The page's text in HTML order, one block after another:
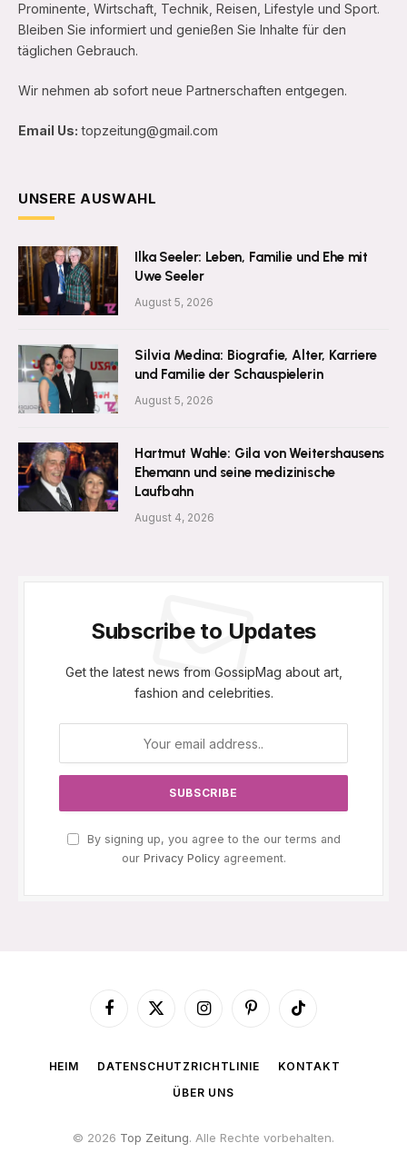
Prominente, Wirtschaft, Technik, Reisen, Lifestyle und Sport.
Bleiben Sie informiert und genießen Sie Inhalte für den
täglichen Gebrauch.
Wir nehmen ab sofort neue Partnerschaften entgegen.
Email Us: topzeitung@gmail.com
UNSERE AUSWAHL
Ilka Seeler: Leben, Familie und Ehe mit
Uwe Seeler
August 5, 2026
Silvia Medina: Biografie, Alter, Karriere
und Familie der Schauspielerin
August 5, 2026
Hartmut Wahle: Gila von Weitershausens
Ehemann und seine medizinische
Laufbahn
August 4, 2026
Subscribe to Updates
Get the latest news from GossipMag about art,
fashion and celebrities.
By signing up, you agree to the our terms and
our Privacy Policyagreement.
Facebook
X
InstagramPinterestTikTok
HEIM DATENSCHUTZRICHTLINIE
KONTAKT
ÜBER UNS
© 2026 Top Zeitung. Alle Rechte vorbehalten.